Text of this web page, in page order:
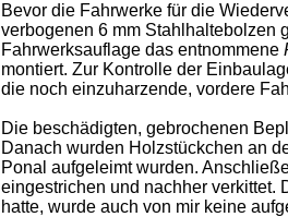
Bevor die Fahrwerke für die
verbogenen 6 mm Stahlhaltebolzen
Fahrwerksauflage das entnommene
montiert. Zur Kontrolle der
die noch einzuharzende, vordere
Die beschädigten, gebrochenen
Danach wurden Holzstückchen an
Ponal aufgeleimt wurden.
eingestrichen und nachher verkittet.
hatte, wurde auch von mir keine